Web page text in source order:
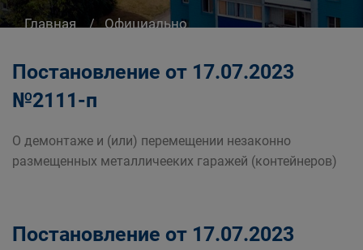
Главная
Официально
Постановление от 17.07.2023
№2111-п
О демонтаже и (или) перемещении незаконно
размещенных металличееких гаражей (контейнеров)
Постановление от 17.07.2023